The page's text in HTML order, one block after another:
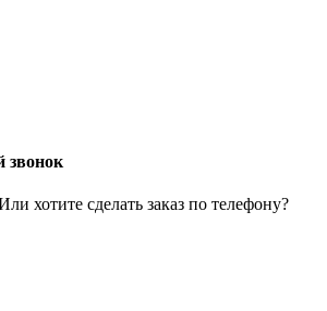
звонок
хотите сделать заказ по телефону?